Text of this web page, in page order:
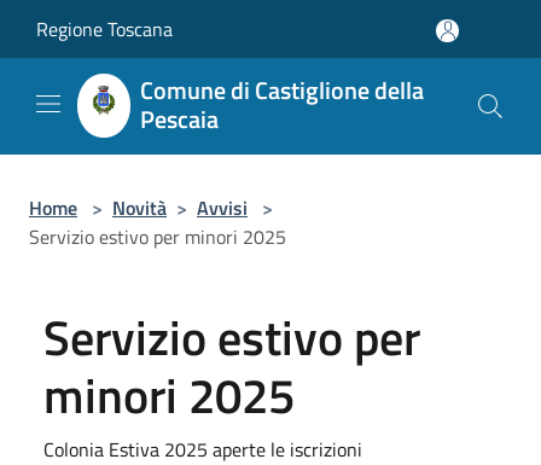
Regione Toscana
Comune di Castiglione della
Pescaia
Home > Novità > Avvisi >
Servizio estivo per minori 2025
Servizio estivo per
minori 2025
Colonia Estiva 2025 aperte le iscrizioni